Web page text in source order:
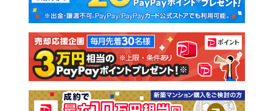
新築一戸建て 中古一戸建て
注文住宅 土地
売却査定